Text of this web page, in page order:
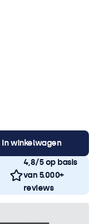
In winkelwagen
4,8/5 op basis
van 5.000+
reviews